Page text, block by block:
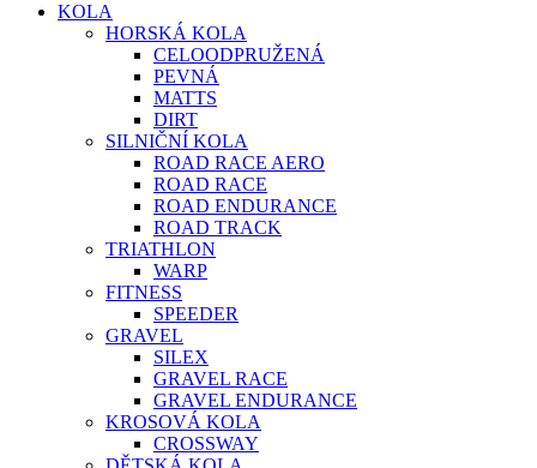
KOLA
HORSKÁ KOLA
CELOODPRUŽENÁ
PEVNÁ
MATTS
DIRT
SILNIČNÍ KOLA
ROAD RACE AERO
ROAD RACE
ROAD ENDURANCE
ROAD TRACK
TRIATHLON
WARP
FITNESS
SPEEDER
GRAVEL
SILEX
GRAVEL RACE
GRAVEL ENDURANCE
KROSOVÁ KOLA
CROSSWAY